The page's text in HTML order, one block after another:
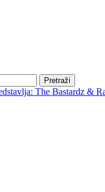
Pretraži
The Bastardz &